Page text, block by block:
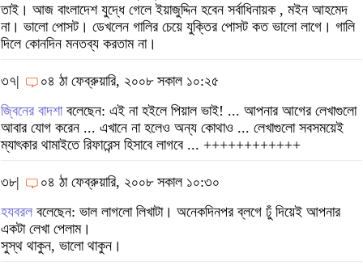
তাই। আজ বাংলাদেশ যুদ্ধে গেলে ইয়াজুদ্দিন হবেন সর্বাধিনায়ক , মইন আহমেদ
না। ভালো পোসট। ডেখলেন গালির চেয়ে যুক্তির পোসট কত ভালো লাগে। গালি
দিলে কোনদিন মনতব্য করতাম না।
৩৭|
০৪ ঠা ফেব্রুয়ারি, ২০০৮ সকাল ১০:২৫
জ্বিনের বাদশাবলেছেন: এই না হইলে পিয়াল ভাই! ... আপনার আগের লেখাগুলো
আবার যোগ করেন ... এখানে না হলেও অন্য কোথাও ... লেখাগুলো সবসময়েই
ম্যাৎকার থামাইতে রিফারেন্স হিসাবে লাগবে ... ++++++++++++
৩৮|
০৪ ঠা ফেব্রুয়ারি, ২০০৮ সকাল ১০:৩০
হযবরল বলেছেন: ভাল লাগলো লিখাটা। অনেকদিনপর ব্লগে ঢুঁ দিয়েই আপনার
একটা লেখা পেলাম।
সুস্থ থাকুন, ভালো থাকুন।